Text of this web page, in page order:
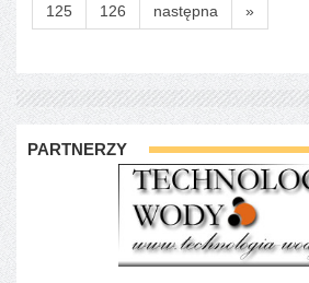
125 126 następna »
PARTNERZY